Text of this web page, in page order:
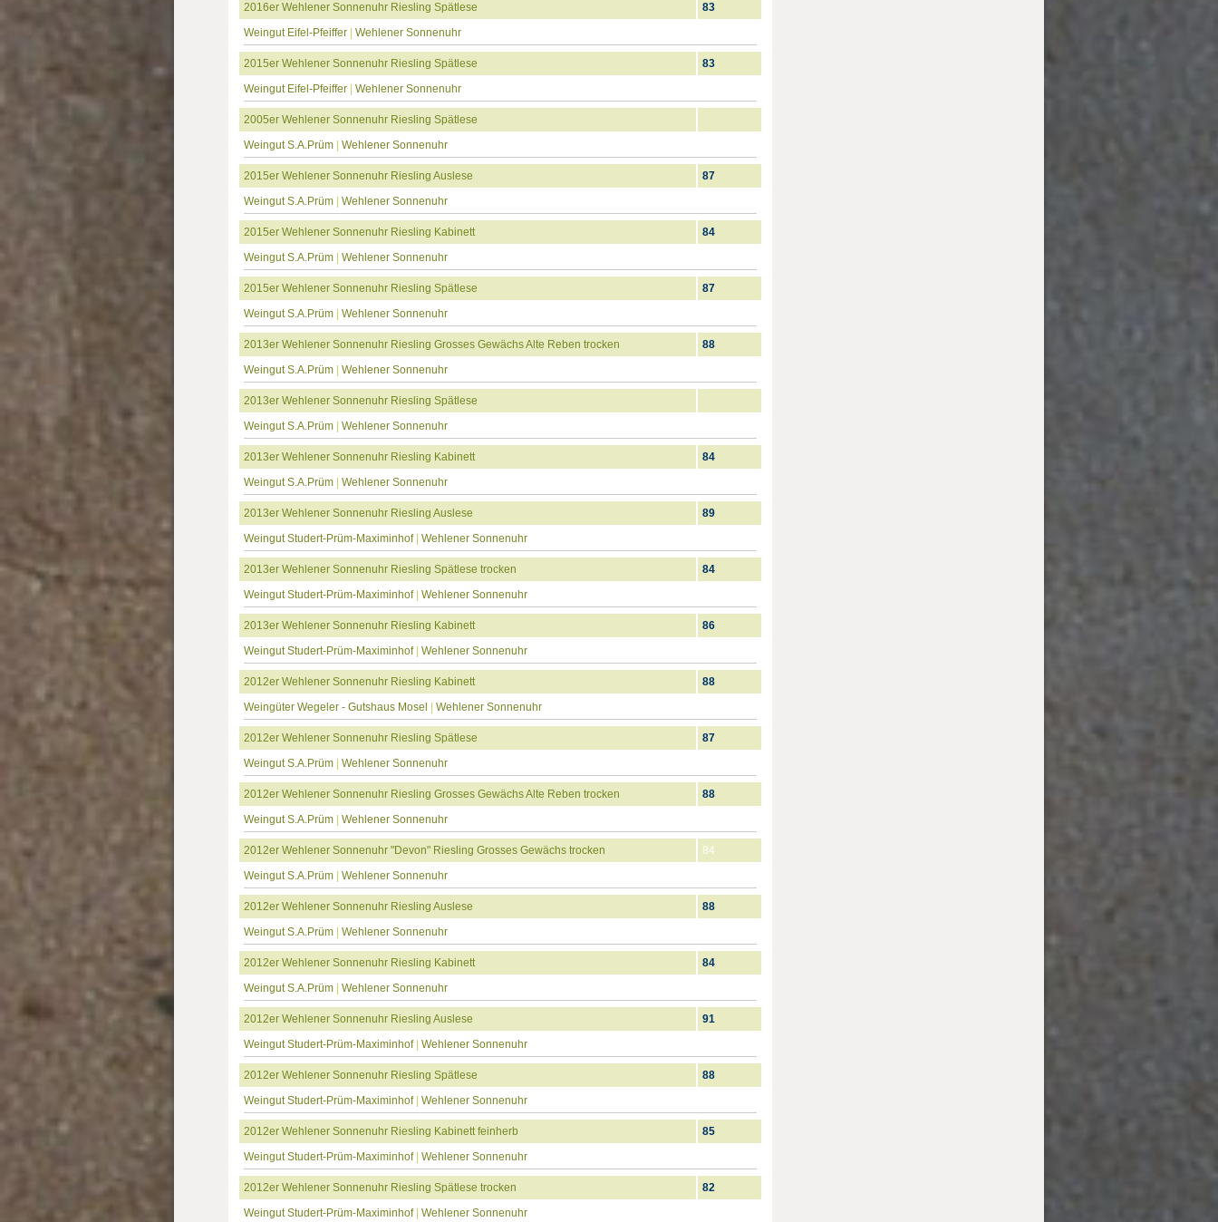
2016er Wehlener Sonnenuhr Riesling Spätlese
83
Weingut Eifel-Pfeiffer
Wehlener Sonnenuhr
2015er Wehlener Sonnenuhr Riesling Spätlese
83
Weingut Eifel-Pfeiffer
Wehlener Sonnenuhr
2005er Wehlener Sonnenuhr Riesling Spätlese
Weingut S.A.Prüm
Wehlener Sonnenuhr
2015er Wehlener Sonnenuhr Riesling Auslese
87
Weingut S.A.Prüm
Wehlener Sonnenuhr
2015er Wehlener Sonnenuhr Riesling Kabinett
84
Weingut S.A.Prüm
Wehlener Sonnenuhr
2015er Wehlener Sonnenuhr Riesling Spätlese
87
Weingut S.A.Prüm
Wehlener Sonnenuhr
2013er Wehlener Sonnenuhr Riesling Grosses Gewächs Alte Reben trocken
88
Weingut S.A.Prüm
Wehlener Sonnenuhr
2013er Wehlener Sonnenuhr Riesling Spätlese
Weingut S.A.Prüm
Wehlener Sonnenuhr
2013er Wehlener Sonnenuhr Riesling Kabinett
84
Weingut S.A.Prüm
Wehlener Sonnenuhr
2013er Wehlener Sonnenuhr Riesling Auslese
89
Weingut Studert-Prüm-Maximinhof| Wehlener Sonnenuhr
2013er Wehlener Sonnenuhr Riesling Spätlese trocken
84
Weingut Studert-Prüm-Maximinhof| Wehlener Sonnenuhr
2013er Wehlener Sonnenuhr Riesling Kabinett
86
Weingut Studert-Prüm-Maximinhof| Wehlener Sonnenuhr
2012er Wehlener Sonnenuhr Riesling Kabinett
88
Weingüter Wegeler - Gutshaus Mosel
Wehlener Sonnenuhr
2012er Wehlener Sonnenuhr Riesling Spätlese
87
Weingut S.A.Prüm
Wehlener Sonnenuhr
2012er Wehlener Sonnenuhr Riesling Grosses Gewächs Alte Reben trocken
88
Weingut S.A.Prüm
Wehlener Sonnenuhr
2012er Wehlener Sonnenuhr "Devon" Riesling Grosses Gewächs trocken
84
Weingut S.A.Prüm
Wehlener Sonnenuhr
2012er Wehlener Sonnenuhr Riesling Auslese
88
Weingut S.A.Prüm
Wehlener Sonnenuhr
2012er Wehlener Sonnenuhr Riesling Kabinett
84
Weingut S.A.Prüm
Wehlener Sonnenuhr
2012er Wehlener Sonnenuhr Riesling Auslese
91
Weingut Studert-Prüm-Maximinhof| Wehlener Sonnenuhr
2012er Wehlener Sonnenuhr Riesling Spätlese
88
Weingut Studert-Prüm-Maximinhof| Wehlener Sonnenuhr
2012er Wehlener Sonnenuhr Riesling Kabinett feinherb
85
Weingut Studert-Prüm-Maximinhof| Wehlener Sonnenuhr
2012er Wehlener Sonnenuhr Riesling Spätlese trocken
82
Weingut Studert-Prüm-Maximinhof| Wehlener Sonnenuhr